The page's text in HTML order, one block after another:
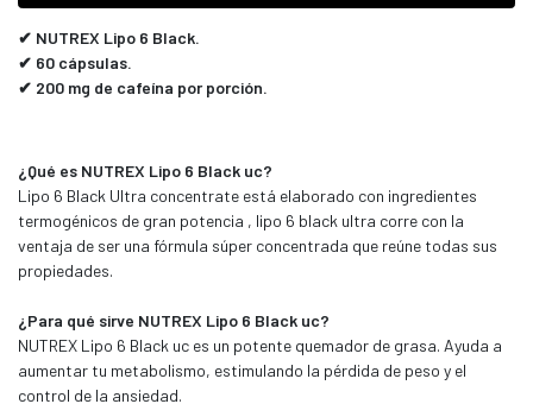
✔ NUTREX Lipo 6 Black.
✔ 60 cápsulas.
✔ 200 mg de cafeína por porción.
¿Qué es NUTREX Lipo 6 Black uc?
Lipo 6 Black Ultra concentrate está elaborado con ingredientes
termogénicos de gran potencia , lipo 6 black ultra corre con la
ventaja de ser una fórmula súper concentrada que reúne todas sus
propiedades.
¿Para qué sirve NUTREX Lipo 6 Black uc?
NUTREX Lipo 6 Black uc es un potente quemador de grasa. Ayuda a
aumentar tu metabolismo, estimulando la pérdida de peso y el
control de la ansiedad.